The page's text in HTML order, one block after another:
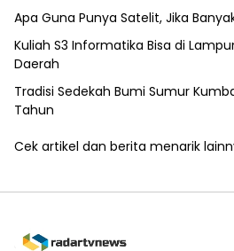
Apa Guna Punya Satelit, Jika
Kuliah S3 Informatika Bisa di
Daerah
Tradisi Sedekah Bumi Sumur
Tahun
Cek artikel dan berita menarik